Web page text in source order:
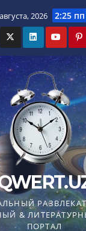
2026 2:25 пп
&
ПОРТАЛ